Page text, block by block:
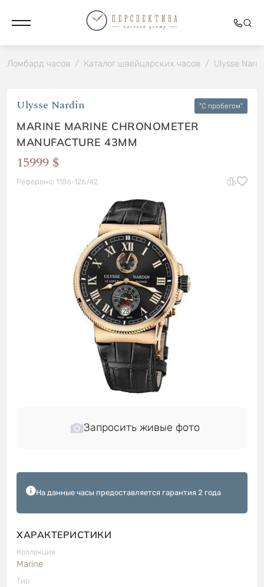
Ломбард часов / Каталог швейцарских часов / Ulysse
Ulysse Nardin "C пробегом"
MARINE MARINE CHRONOMETER
MANUFACTURE 43MM
15999 $
Референс: 1186-126/42
Запросить живые фото
На данные часы предоставляется гарантия 2 года
ХАРАКТЕРИСТИКИ
Коллекция
Marine
Тип